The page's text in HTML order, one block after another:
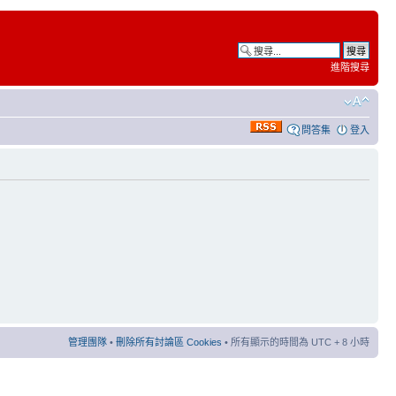
進階搜尋
問答集 登入
管理團隊 • 刪除所有討論區 Cookies • 所有顯示的時間為 UTC + 8 小時